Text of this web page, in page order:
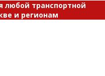
любой транспортной
и регионам